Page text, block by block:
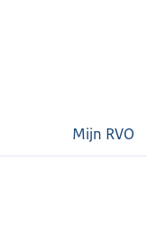
Mijn RVO